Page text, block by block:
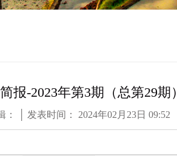
报-2023年第3期（总第29期）
│ 发表时间： 2024年02月23日 09:52